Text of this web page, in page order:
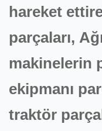
hareket
parçaları,
makinelerin
ekipmanı
traktör